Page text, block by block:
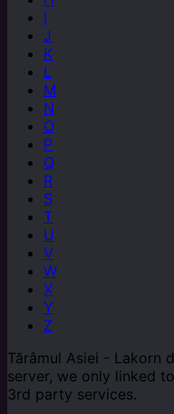
I
J
K
L
M
N
O
P
Q
R
S
T
U
V
W
X
Y
Z
Tărâmul Asiei - Lakorn
server, we only linked
3rd party services.